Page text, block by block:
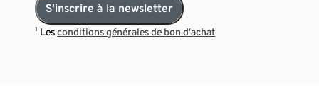
S'inscrire à la newsletter
¹ Lesconditions générales de bon d’achat